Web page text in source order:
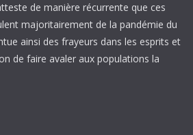
de manière récurrente que ces
majoritairement de la pandémie du
ainsi des frayeurs dans les esprits et
de faire avaler aux populations la